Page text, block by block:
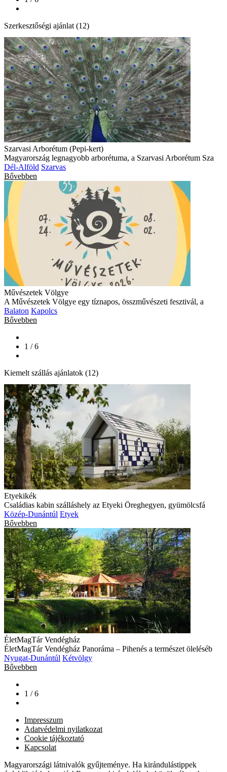
Szerkesztőségi ajánlat (12)
Szarvasi Arborétum (Pepi-kert)
Magyarország legnagyobb arborétuma, a Szarvasi Arborétum Sza
Dél-Alföld Szarvas
Bővebben
Művészetek Völgye
A Művészetek Völgye egy tíznapos, összművészeti fesztivál, a
Balaton Kapolcs
Bővebben
1 / 6
Kiemelt szállás ajánlatok (12)
Etyekikék
Családias kabin szálláshely az Etyeki Öreghegyen, gyümölcsfá
Közép-Dunántúl Etyek
Bővebben
ÉletMagTár Vendégház
ÉletMagTár Vendégház Panoráma – Pihenés a természet öleléséb
Nyugat-Dunántúl Kétvölgy
Bővebben
1 / 6
Impresszum
Adatvédelmi nyilatkozat
Cookie tájékoztató
Kapcsolat
Magyarországi látnivalók gyűjteménye. Ha kirándulástippek